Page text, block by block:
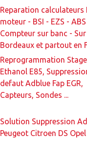
Reparation calculateurs
moteur - BSI - EZS -
Compteur sur banc - Sur
Bordeaux et partout en
Reprogrammation
Ethanol E85,
defaut Adblue Fap EGR,
Capteurs, Sondes ...
Solution Suppression
Peugeot Citroen DS Opel